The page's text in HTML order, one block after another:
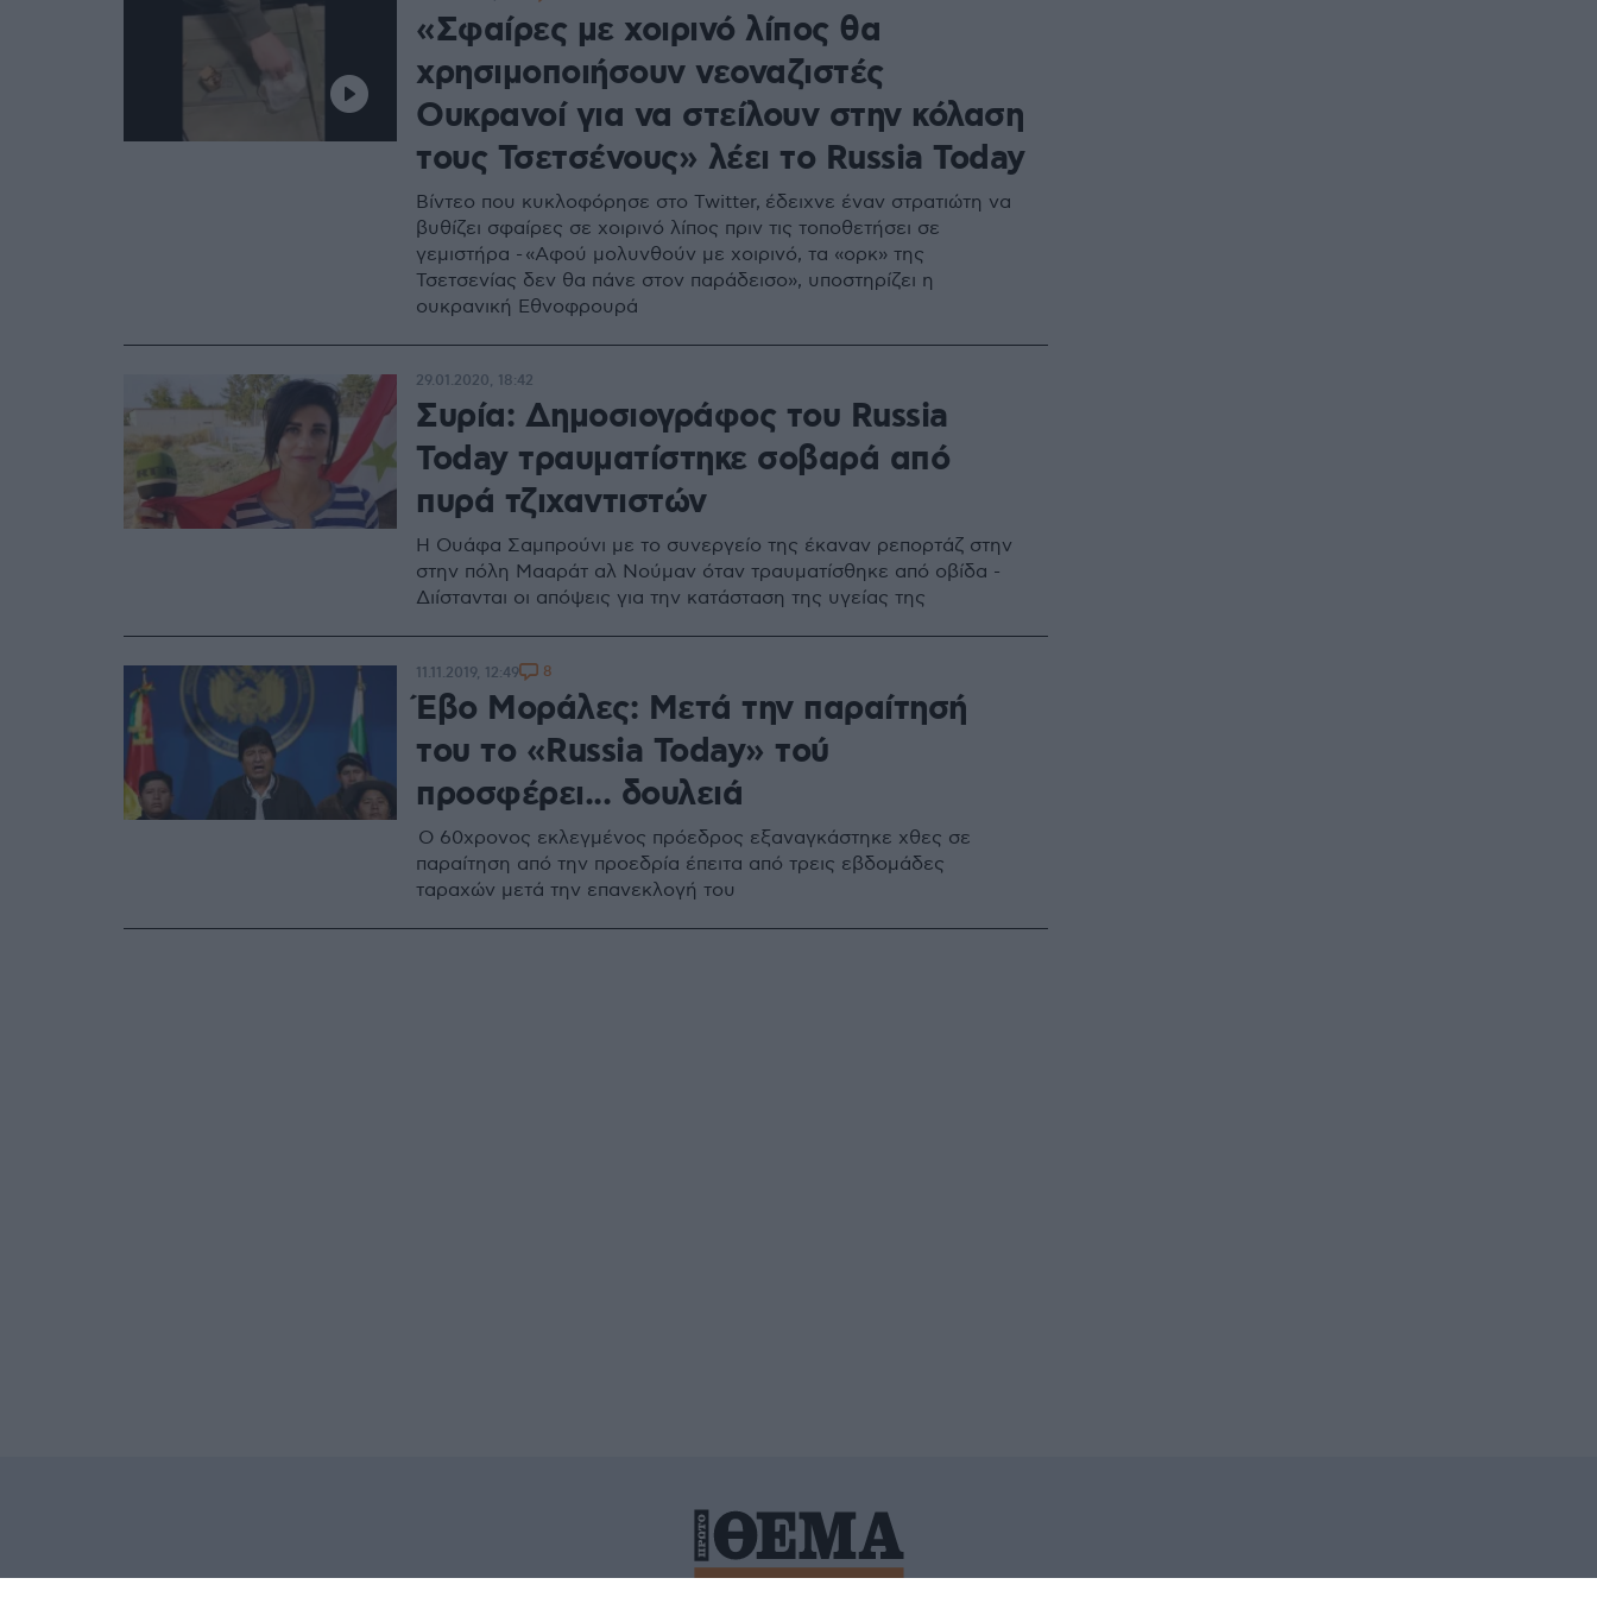
«Σφαίρες με χοιρινό λίπος θα
χρησιμοποιήσουν νεοναζιστές
Ουκρανοί για να στείλουν στην κόλαση
τους Τσετσένους» λέει το Russia Today
Βίντεο που κυκλοφόρησε στο Twitter, έδειχνε έναν στρατιώτη να
βυθίζει σφαίρες σε χοιρινό λίπος πριν τις τοποθετήσει σε
γεμιστήρα - «Αφού μολυνθούν με χοιρινό, τα «oρκ» της
Τσετσενίας δεν θα πάνε στον παράδεισο», υποστηρίζει η
ουκρανική Εθνοφρουρά
Συρία: Δημοσιογράφος του Russia
Today τραυματίστηκε σοβαρά από
πυρά τζιχαντιστών
Η Ουάφα Σαμπρούνι με το συνεργείο της έκαναν ρεπορτάζ στην
στην πόλη Μααράτ αλ Νούμαν όταν τραυματίσθηκε από οβίδα -
Διίστανται οι απόψεις για την κατάσταση της υγείας της
29.01.2020, 18:42
Έβο Μοράλες: Μετά την παραίτησή
του το «Russia Today» τού
προσφέρει... δουλειά
Ο 60χρονος εκλεγμένος πρόεδρος εξαναγκάστηκε χθες σε
παραίτηση από την προεδρία έπειτα από τρεις εβδομάδες
ταραχών μετά την επανεκλογή του
11.11.2019, 12:49 8